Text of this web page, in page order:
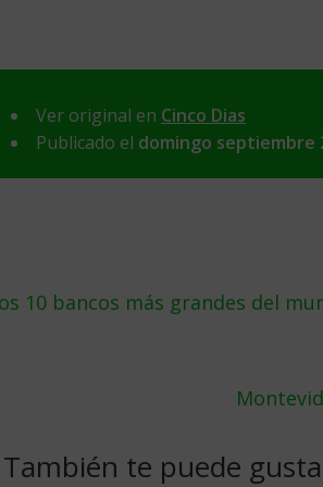
Ver original en Cinco Dias
Publicado el domingo septiembre
10 bancos más grandes del
También te puede